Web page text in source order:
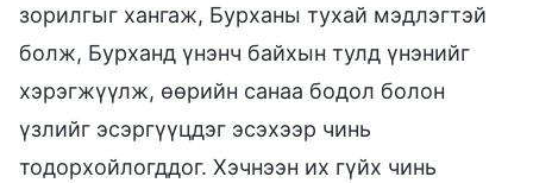
зорилгыг хангаж, Бурханы тухай мэдлэгтэй
болж, Бурханд үнэнч байхын тулд үнэнийг
хэрэгжүүлж, өөрийн санаа бодол болон
үзлийг эсэргүүцдэг эсэхээр чинь
тодорхойлогддог. Хэчнээн их гүйх чинь